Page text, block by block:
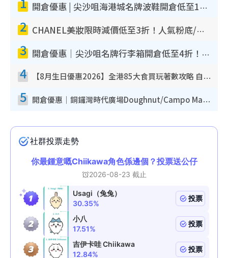
開倉優惠 | 尖沙咀海港城名牌波鞋開倉低至1折！On鞋$899起／Joy&Peace鞋履$98起
2 CHANEL美妝限時減價低至3折！人氣粉底/唇膏/精華液低至$275！COCO香水都有平
3 開倉優惠｜尖沙咀名牌行李箱開倉低至4折！一連5日 American Tourister/ace./Hallmark $200起！
4 【8月生日優惠2026】全港85大食買玩著數攻略 自助餐/火鍋放題同行免費＋誠品/DONKI送現金券
5 開倉優惠｜銅鑼灣時代廣場Doughnut/Campo Marzio開倉低至1折！背囊、書包、手袋劈價$200起